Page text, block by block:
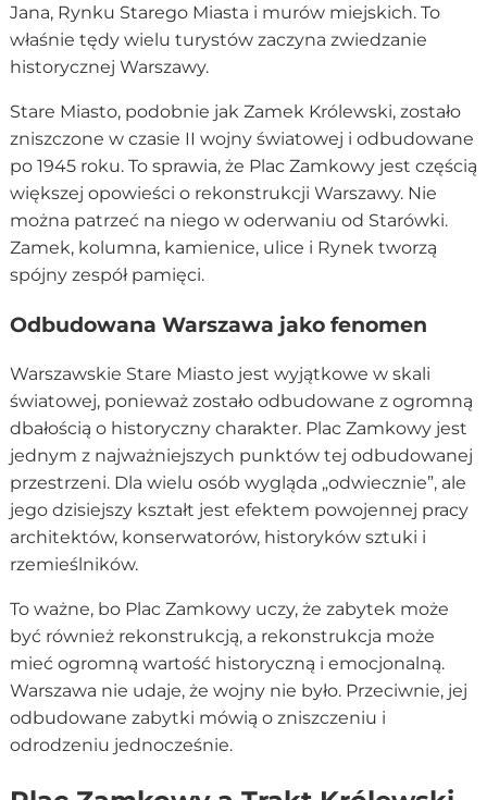
Jana, Rynku Starego Miasta i murów miejskich. To
właśnie tędy wielu turystów zaczyna zwiedzanie
historycznej Warszawy.
Stare Miasto, podobnie jak Zamek Królewski, zostało
zniszczone w czasie II wojny światowej i odbudowane
po 1945 roku. To sprawia, że Plac Zamkowy jest częścią
większej opowieści o rekonstrukcji Warszawy. Nie
można patrzeć na niego w oderwaniu od Starówki.
Zamek, kolumna, kamienice, ulice i Rynek tworzą
spójny zespół pamięci.
Odbudowana Warszawa jako fenomen
Warszawskie Stare Miasto jest wyjątkowe w skali
światowej, ponieważ zostało odbudowane z ogromną
dbałością o historyczny charakter. Plac Zamkowy jest
jednym z najważniejszych punktów tej odbudowanej
przestrzeni. Dla wielu osób wygląda „odwiecznie”, ale
jego dzisiejszy kształt jest efektem powojennej pracy
architektów, konserwatorów, historyków sztuki i
rzemieślników.
To ważne, bo Plac Zamkowy uczy, że zabytek może
być również rekonstrukcją, a rekonstrukcja może
mieć ogromną wartość historyczną i emocjonalną.
Warszawa nie udaje, że wojny nie było. Przeciwnie, jej
odbudowane zabytki mówią o zniszczeniu i
odrodzeniu jednocześnie.